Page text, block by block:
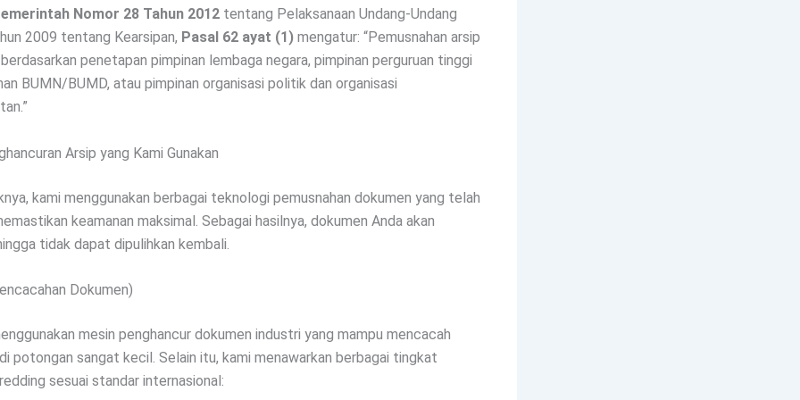
Nomor 28 Tahun 2012 tentang Pelaksanaan Undang-Undang
2009 tentang Kearsipan, Pasal 62 ayat (1) mengatur: “Pemusnahan arsip
penetapan pimpinan lembaga negara, pimpinan perguruan tinggi
BUMN/BUMD, atau pimpinan organisasi politik dan organisasi
Arsip yang Kami Gunakan
kami menggunakan berbagai teknologi pemusnahan dokumen yang telah
keamanan maksimal. Sebagai hasilnya, dokumen Anda akan
tidak dapat dipulihkan kembali.
Dokumen)
mesin penghancur dokumen industri yang mampu mencacah
potongan sangat kecil. Selain itu, kami menawarkan berbagai tingkat
sesuai standar internasional: